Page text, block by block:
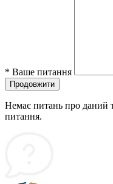
* Ваше питання
Продовжити
Немає питань про даний
питання.